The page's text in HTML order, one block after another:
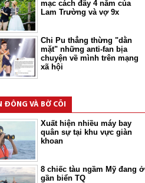
mạc cách đây 4 năm của
Lam Trường và vợ 9x
Chi Pu thẳng thừng "dằn
mặt" những anti-fan bịa
chuyện về mình trên mạng
xã hội
ĐÔNG VÀ BỜ CÕI
Xuất hiện nhiều máy bay
quân sự tại khu vực giàn
khoan
8 chiếc tàu ngầm Mỹ đang ở
gần biển TQ